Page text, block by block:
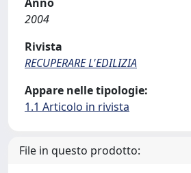
2004
Rivista
RECUPERARE L'EDILIZIA
Appare nelle tipologie:
1.1 Articolo in rivista
File in questo prodotto: